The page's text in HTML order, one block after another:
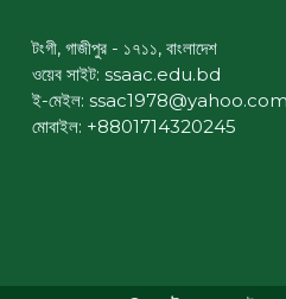
টংগী, গাজীপুর - ১৭১১, বাংলাদেশ
ওয়েব সাইট: ssaac.edu.bd
ই-মেইল: ssac1978@yahoo.com
মোবাইল: +8801714320245